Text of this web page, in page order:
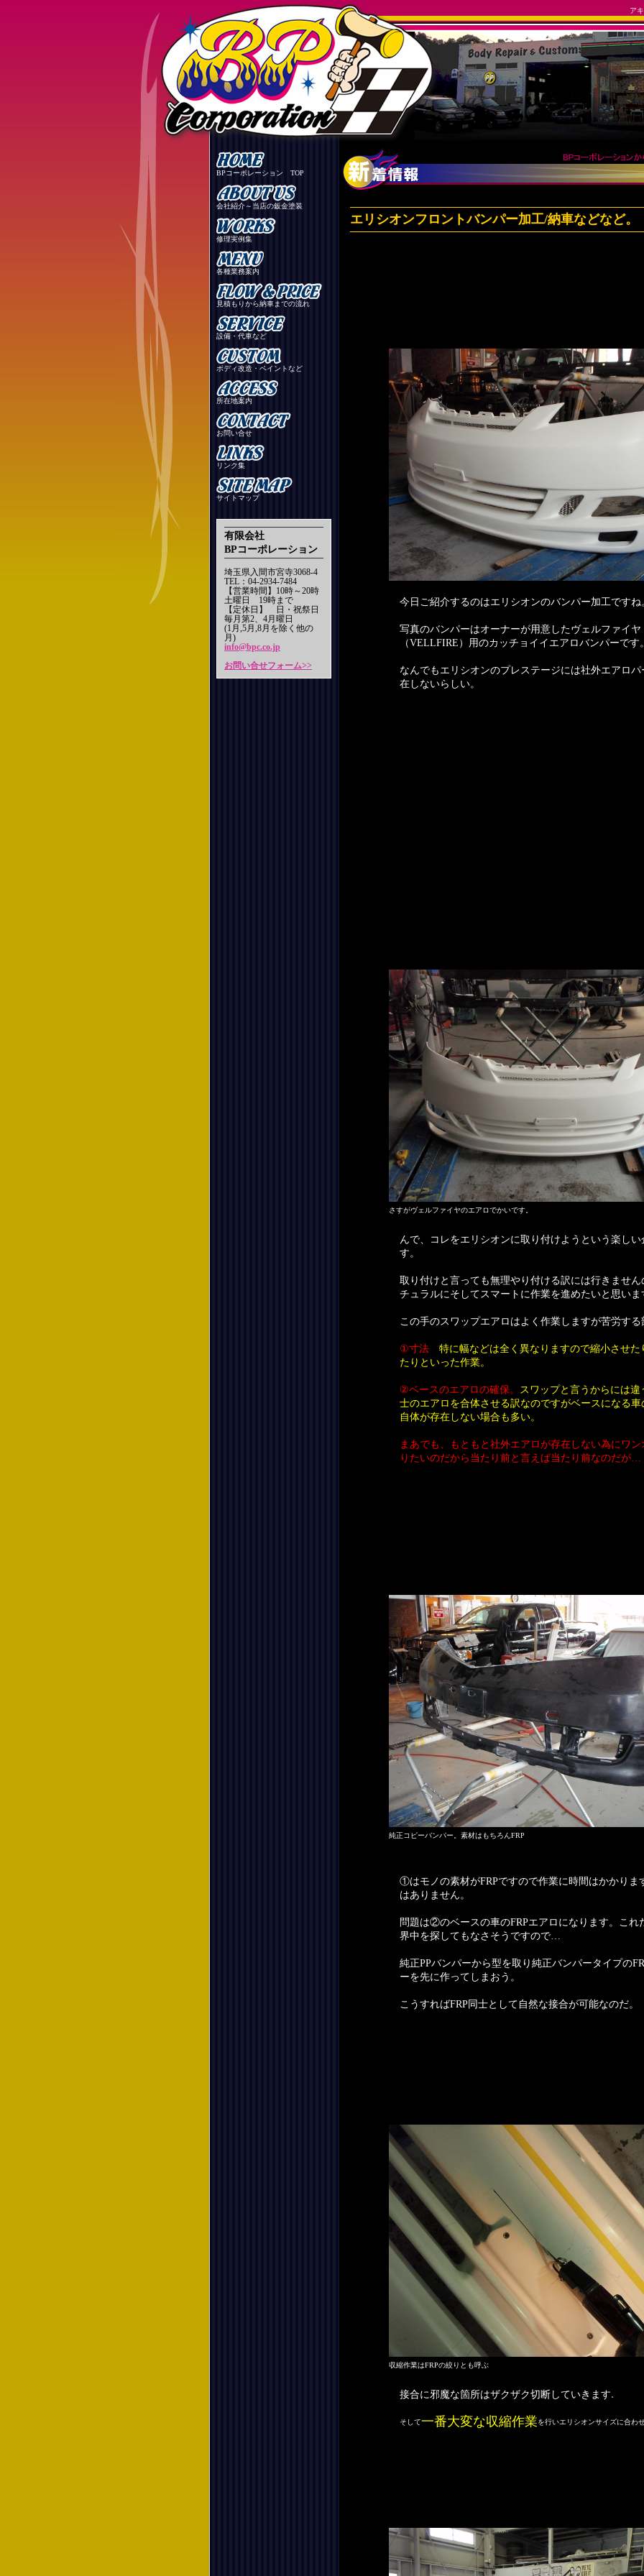
ア
BPコーポレーション TOP
会社紹介～当店の鈑金塗装
修理実例集
各種業務案内
見積もりから納車までの流れ
設備・代車など
ボディ改造・ペイントなど
所在地案内
お問い合せ
リンク集
サイトマップ
有限会社
BPコーポレーション
埼玉県入間市宮寺3068-4
TEL：04-2934-7484
【営業時間】10時～20時
土曜日 19時まで
【定休日】 日・祝祭日
毎月第2、4月曜日
(1月,5月,8月を除く他の
月)
info@bpc.co.jp
お問い合せフォーム>>
エリシオンフロントバンパー加工/納車などなど。
今日ご紹介するのはエリシオンのバンパー加工ですね
写真のバンパーはオーナーが用意したヴェルファイヤ
（VELLFIRE）用のカッチョイイエアロバンパーです
なんでもエリシオンのプレステージには社外エアロパ
在しないらしい。
さすがヴェルファイヤのエアロでかいです。
んで、コレをエリシオンに取り付けようという楽しい
す。
取り付けと言っても無理やり付ける訳には行きません
チュラルにそしてスマートに作業を進めたいと思いま
この手のスワップエアロはよく作業しますが苦労す
①寸法 特に幅などは全く異なりますので縮小させた
たりといった作業。
②ベースのエアロの確保。 スワップと言うからには違
士のエアロを合体させる訳なのですがベースになる車
自体が存在しない場合も多い。
まあでも、もともと社外エアロが存在しない為にワン
りたいのだから当たり前と言えば当たり前なのだが…
純正コピーバンパー。素材はもちろんFRP
①はモノの素材がFRPですので作業に時間はかかりま
はありません。
問題は②のベースの車のFRPエアロになります。これ
界中を探してもなさそうですので…
純正PPバンパーから型を取り純正バンパータイプの
ーを先に作ってしまおう。
こうすればFRP同士として自然な接合が可能なのだ。
収縮作業はFRPの絞りとも呼ぶ
接合に邪魔な箇所はザクザク切断していきます
そして一番大変な収縮作業を行いエリシオンサイズに合わ